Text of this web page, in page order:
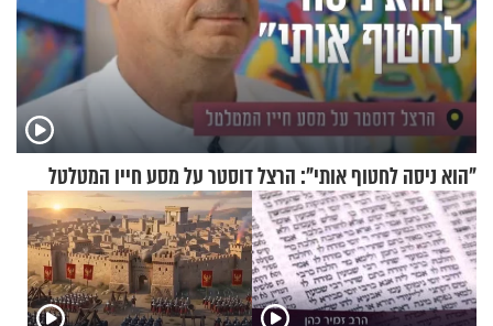
"הוא ניסה לחטוף אותי": הרצל דוסטר על מסע חייו המטלטל